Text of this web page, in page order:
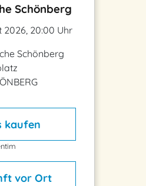
Schönberg
2026, 20:00 Uhr
Schönberg
kaufen
vor Ort